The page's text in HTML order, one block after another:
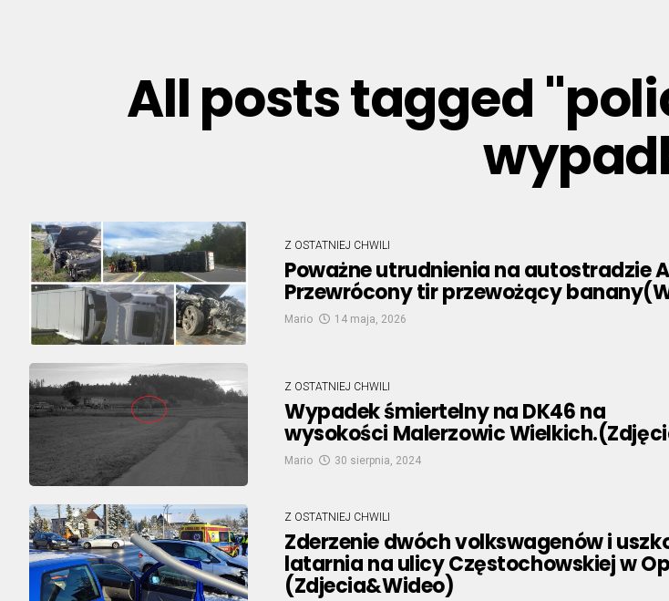
All posts tagged
Z OSTATNIEJ CHWILI
Poważne utrudnienia na autostradzie
Przewrócony tir przewożący
Mario 14 maja, 2026
Z OSTATNIEJ CHWILI
Wypadek śmiertelny na DK46 na
wysokości Malerzowic
Mario 30 sierpnia, 2024
Z OSTATNIEJ CHWILI
Zderzenie dwóch volkswagenów i
latarnia na ulicy Częstochowskiej w
(Zdjecia&Wideo)